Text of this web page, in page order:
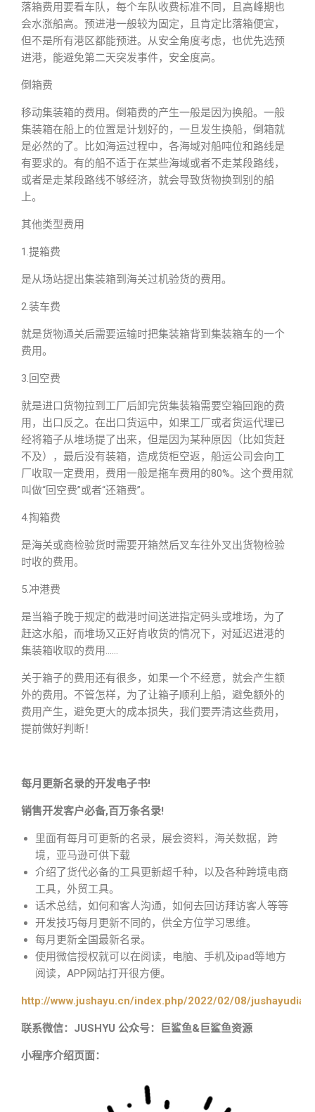
落箱费用要看车队，每个车队收费标准不同，且高峰期也
会水涨船高。预进港一般较为固定，且肯定比落箱便宜，
但不是所有港区都能预进。从安全角度考虑，也优先选预
进港，能避免第二天突发事件，安全度高。
倒箱费
移动集装箱的费用。倒箱费的产生一般是因为换船。一般
集装箱在船上的位置是计划好的，一旦发生换船，倒箱就
是必然的了。比如海运过程中，各海域对船吨位和路线是
有要求的。有的船不适于在某些海域或者不走某段路线，
或者是走某段路线不够经济，就会导致货物换到别的船
上。
其他类型费用
1.提箱费
是从场站提出集装箱到海关过机验货的费用。
2.装车费
就是货物通关后需要运输时把集装箱背到集装箱车的一个
费用。
3.回空费
就是进口货物拉到工厂后卸完货集装箱需要空箱回跑的费
用，出口反之。在出口货运中，如果工厂或者货运代理已
经将箱子从堆场提了出来，但是因为某种原因（比如货赶
不及），最后没有装箱，造成货柜空返，船运公司会向工
厂收取一定费用，费用一般是拖车费用的80%。这个费用就
叫做“回空费”或者“还箱费”。
4.掏箱费
是海关或商检验货时需要开箱然后叉车往外叉出货物检验
时收的费用。
5.冲港费
是当箱子晚于规定的截港时间送进指定码头或堆场，为了
赶这水船，而堆场又正好肯收货的情况下，对延迟进港的
集装箱收取的费用……
关于箱子的费用还有很多，如果一个不经意，就会产生额
外的费用。不管怎样，为了让箱子顺利上船，避免额外的
费用产生，避免更大的成本损失，我们要弄清这些费用，
提前做好判断！
每月更新名录的开发电子书!
销售开发客户必备,百万条名录!
里面有每月可更新的名录，展会资料，海关数据，跨
境，亚马逊可供下载
介绍了货代必备的工具更新超千种，以及各种跨境电商
工具，外贸工具。
话术总结，如何和客人沟通，如何去回访拜访客人等等
开发技巧每月更新不同的，供全方位学习思维。
每月更新全国最新名录。
使用微信授权就可以在阅读，电脑、手机及ipad等地方
阅读，APP网站打开很方便。
http://www.jushayu.cn/index.php/2022/02/08/
联系微信：JUSHYU 公众号：巨鲨鱼&巨鲨鱼资源
小程序介绍页面：